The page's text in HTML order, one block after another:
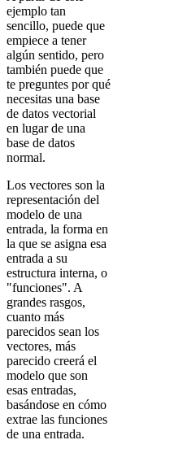
ejemplo tan
sencillo, puede que
empiece a tener
algún sentido, pero
también puede que
te preguntes por qué
necesitas una base
de datos vectorial
en lugar de una
base de datos
normal.
Los vectores son la
representación del
modelo de una
entrada, la forma en
la que se asigna esa
entrada a su
estructura interna, o
"funciones". A
grandes rasgos,
cuanto más
parecidos sean los
vectores, más
parecido creerá el
modelo que son
esas entradas,
basándose en cómo
extrae las funciones
de una entrada.